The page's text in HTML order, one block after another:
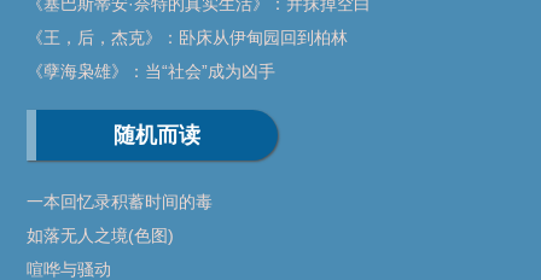
《王，后，杰克》：卧床从伊甸园回到柏林
《孽海枭雄》：当“社会”成为凶手
随机而读
一本回忆录积蓄时间的毒
如落无人之境(色图)
喧哗与骚动